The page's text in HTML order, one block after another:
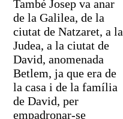
També Josep va anar
de la Galilea, de la
ciutat de Natzaret, a la
Judea, a la ciutat de
David, anomenada
Betlem, ja que era de
la casa i de la família
de David, per
empadronar-se